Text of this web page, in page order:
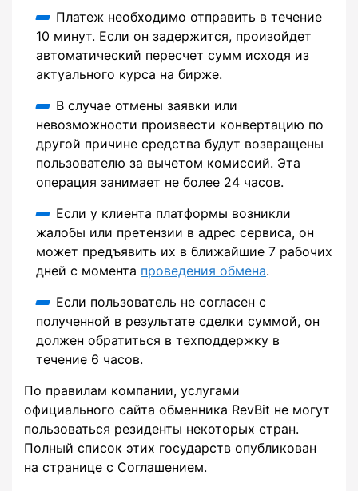
Платеж необходимо отправить в течение
10 минут. Если он задержится, произойдет
автоматический пересчет сумм исходя из
актуального курса на бирже.
В случае отмены заявки или
невозможности произвести конвертацию по
другой причине средства будут возвращены
пользователю за вычетом комиссий. Эта
операция занимает не более 24 часов.
Если у клиента платформы возникли
жалобы или претензии в адрес сервиса, он
может предъявить их в ближайшие 7 рабочих
дней с момента проведения обмена.
Если пользователь не согласен с
полученной в результате сделки суммой, он
должен обратиться в техподдержку в
течение 6 часов.
По правилам компании, услугами
официального сайта обменника RevBit не могут
пользоваться резиденты некоторых стран.
Полный список этих государств опубликован
на странице с Соглашением.